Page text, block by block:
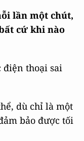
lần một chút,
cứ khi nào
dù chỉ là một
bảo được tối